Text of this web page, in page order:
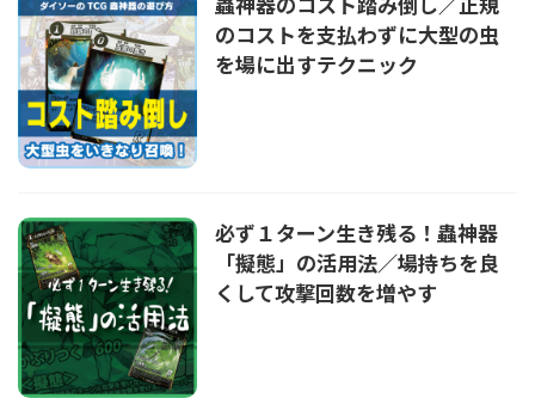
のコストを支払わずに大型の虫
を場に出すテクニック
必ず１ターン生き残る！蟲神器
「擬態」の活用法／場持ちを良
くして攻撃回数を増やす